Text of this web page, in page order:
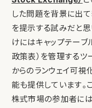
した問題を背景に出
を提示する試みだと
けにはキャップテー
政策表）を管理するツ
からのランウェイ可
能も提供しています。
株式市場の参加者に